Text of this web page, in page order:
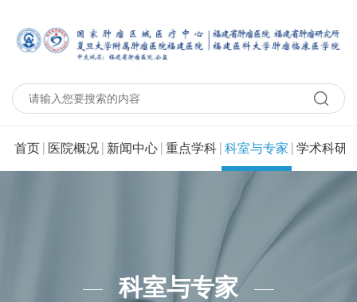
首页 | 医院概况 | 新闻中心 | 重点学科 | 科室与专家 | 学术科研
科室与专家